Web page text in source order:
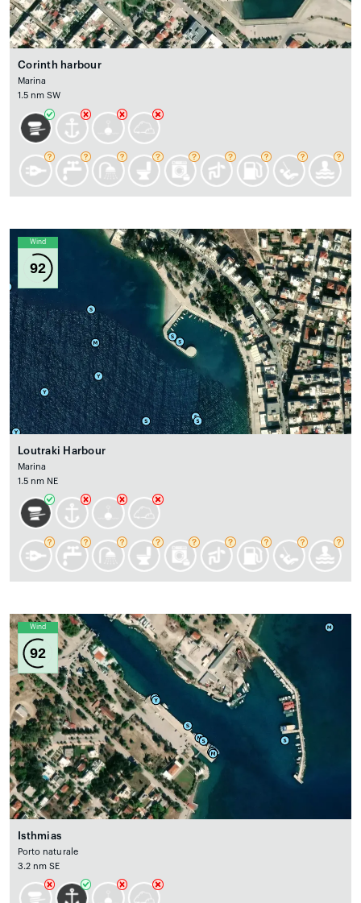
Corinth harbour
Marina
1.5 nm SW
Wind
92
Loutraki Harbour
Marina
1.5 nm NE
Wind
92
Isthmias
Porto naturale
3.2 nm SE